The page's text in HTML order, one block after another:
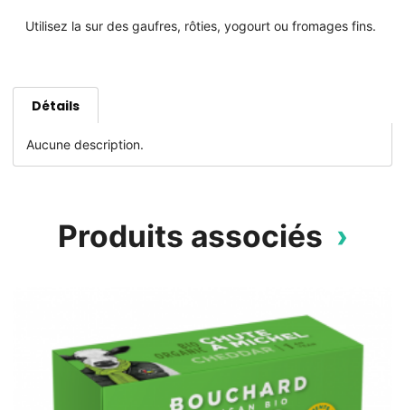
Utilisez la sur des gaufres, rôties, yogourt ou fromages fins.
Détails
Aucune description.
Produits associés